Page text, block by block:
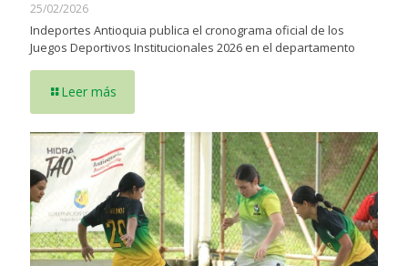
25/02/2026
Indeportes Antioquia publica el cronograma oficial de los
Juegos Deportivos Institucionales 2026 en el departamento
Leer más